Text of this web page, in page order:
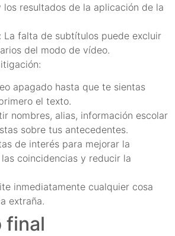
los resultados de la aplicación de la
La falta de subtítulos puede excluir
del modo de vídeo.
apagado hasta que te sientas
el texto.
nombres, alias, información escolar
sobre tus antecedentes.
de interés para mejorar la
coincidencias y reducir la
inmediatamente cualquier cosa
extraña.
final